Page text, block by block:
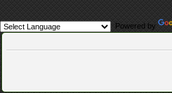
Powered by